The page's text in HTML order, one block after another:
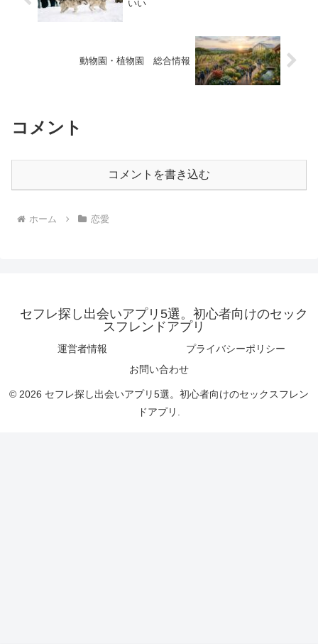
いい
動物園・植物園 総合情報
コメント
コメントを書き込む
ホーム 恋愛
セフレ探し出会いアプリ5選。初心者向けのセック
スフレンドアプリ
運営者情報
プライバシーポリシー
お問い合わせ
© 2026 セフレ探し出会いアプリ5選。初心者向けのセックスフレン
ドアプリ.